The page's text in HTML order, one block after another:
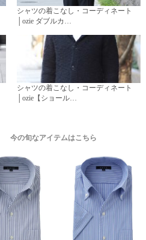
シャツの着こなし・コーディネート
│ozie ダブルカ…
シャツの着こなし・コーディネート
│ozie【ショール…
今の旬なアイテムはこちら